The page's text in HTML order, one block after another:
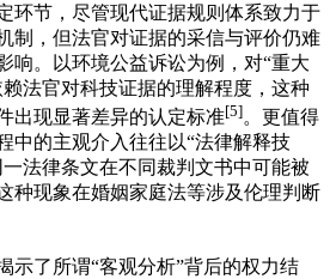
环节，尽管现代证据规则体系致力于
制，但法官对证据的采信与评价仍难
响。以环境公益诉讼为例，对“重大
法官对科技证据的理解程度，这种
出现显著差异的认定标准[5]。更值得
中的主观介入往往以“法律解释技
法律条文在不同裁判文书中可能被
种现象在婚姻家庭法等涉及伦理判断
示了所谓“客观分析”背后的权力结